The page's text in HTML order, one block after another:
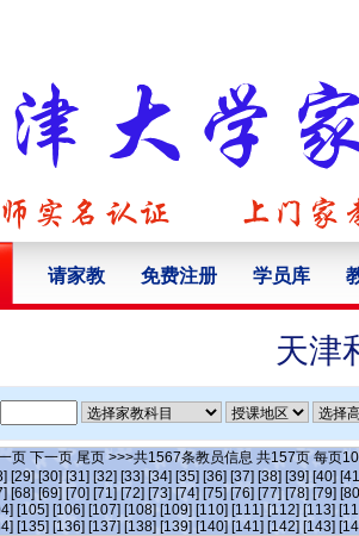
请家教 免费注册 学员库
天津
页 下一页 尾页 >>>共1567条教员信息 共157页 每页10
[29] [30] [31] [32] [33] [34] [35] [36] [37] [38] [39] [40]
[68] [69] [70] [71] [72] [73] [74] [75] [76] [77] [78] [79]
[105] [106] [107] [108] [109] [110] [111] [112] [113]
[135] [136] [137] [138] [139] [140] [141] [142] [143]